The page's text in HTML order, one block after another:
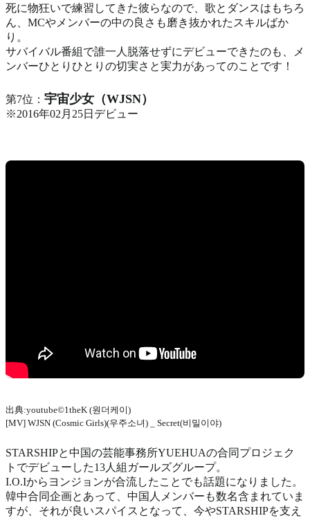
死に物狂いで練習してきた彼らなので、歌とダンスはもちろ
ん、MCやメンバーの中の良さも磨き抜かれたスキルばか
り。
サバイバル番組で誰一人脱落せずにデビューできたのも、メ
ンバーひとりひとりの切実さと実力があってのことです！
第7位： 宇宙少女（WJSN）
※2016年02月25日デビュー
出典:youtube©1theK (원더케이)
[MV] WJSN (Cosmic Girls)(우주소녀) _ Secret(비밀이야)
STARSHIPと中国の芸能事務所YUEHUAの合同プロジェク
トでデビューした13人組ガールズグループ。
I.O.Iからヨンジョンが合流したことでも話題になりました。
韓中合同企画とあって、中国人メンバーも数名含まれていま
すが、それが良いスパイスとなって、今やSTARSHIPを支え